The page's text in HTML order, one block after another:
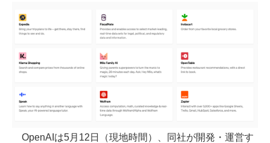
OpenAIは5月12日（現地時間）、同社が開発・運営す